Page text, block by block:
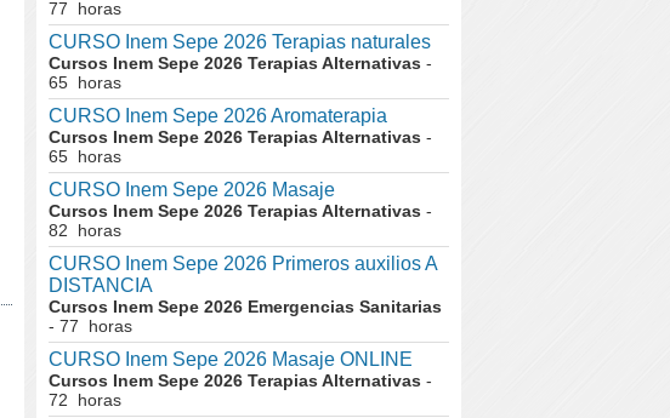
77 horas
CURSO Inem Sepe 2026 Terapias naturales
Cursos Inem Sepe 2026 Terapias Alternativas -
65 horas
CURSO Inem Sepe 2026 Aromaterapia
Cursos Inem Sepe 2026 Terapias Alternativas -
65 horas
CURSO Inem Sepe 2026 Masaje
Cursos Inem Sepe 2026 Terapias Alternativas -
82 horas
CURSO Inem Sepe 2026 Primeros auxilios A
DISTANCIA
Cursos Inem Sepe 2026 Emergencias Sanitarias
- 77 horas
CURSO Inem Sepe 2026 Masaje ONLINE
Cursos Inem Sepe 2026 Terapias Alternativas -
72 horas